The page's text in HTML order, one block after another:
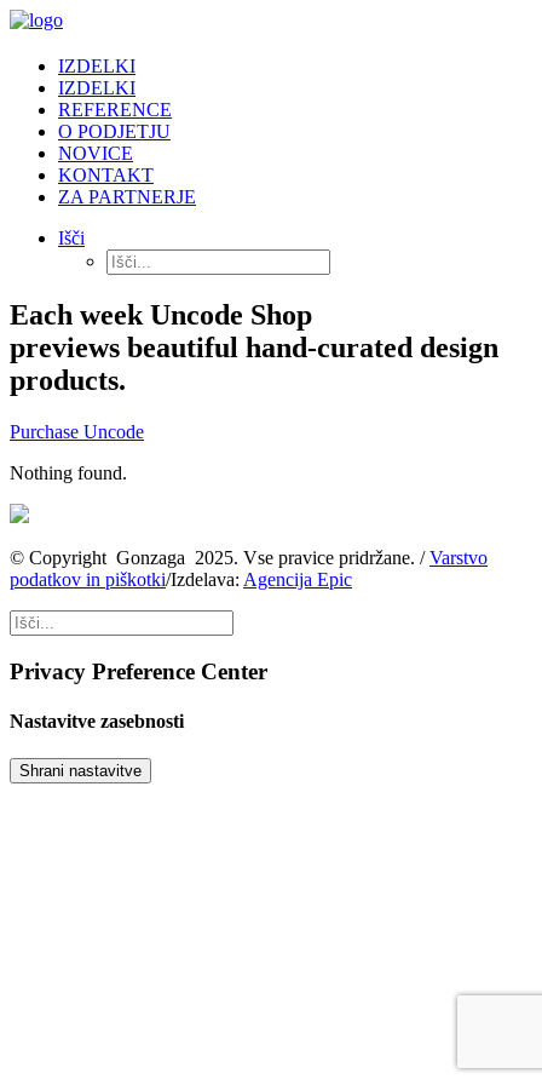
IZDELKI
IZDELKI
REFERENCE
O PODJETJU
NOVICE
KONTAKT
ZA PARTNERJE
Išči
Each week Uncode Shop
previews beautiful hand-curated design
products.
Purchase Uncode
Nothing found.
© Copyright Gonzaga 2025. Vse pravice pridržane. / Varstvo
podatkov in piškotki/Izdelava: Agencija Epic
Privacy Preference Center
Nastavitve zasebnosti